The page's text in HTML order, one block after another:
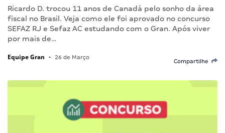
Ricardo D. trocou 11 anos de Canadá pelo sonho da área
fiscal no Brasil. Veja como ele foi aprovado no concurso
SEFAZ RJ e Sefaz AC estudando com o Gran. Após viver
por mais de…
Equipe Gran • 26 de Março
Compartilhe